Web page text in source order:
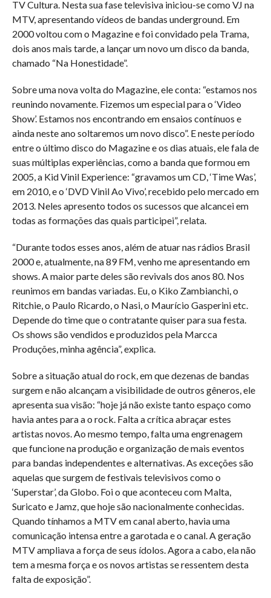
TV Cultura. Nesta sua fase televisiva iniciou-se como VJ na
MTV, apresentando vídeos de bandas underground. Em
2000 voltou com o Magazine e foi convidado pela Trama,
dois anos mais tarde, a lançar um novo um disco da banda,
chamado “Na Honestidade”.
Sobre uma nova volta do Magazine, ele conta: “estamos nos
reunindo novamente. Fizemos um especial para o ‘Video
Show’. Estamos nos encontrando em ensaios contínuos e
ainda neste ano soltaremos um novo disco”. E neste período
entre o último disco do Magazine e os dias atuais, ele fala de
suas múltiplas experiências, como a banda que formou em
2005, a Kid Vinil Experience: “gravamos um CD, ‘Time Was’,
em 2010, e o ‘DVD Vinil Ao Vivo’, recebido pelo mercado em
2013. Neles apresento todos os sucessos que alcancei em
todas as formações das quais participei”, relata.
“Durante todos esses anos, além de atuar nas rádios Brasil
2000 e, atualmente, na 89 FM, venho me apresentando em
shows. A maior parte deles são revivals dos anos 80. Nos
reunimos em bandas variadas. Eu, o Kiko Zambianchi, o
Ritchie, o Paulo Ricardo, o Nasi, o Maurício Gasperini etc.
Depende do time que o contratante quiser para sua festa.
Os shows são vendidos e produzidos pela Marcca
Produções, minha agência”, explica.
Sobre a situação atual do rock, em que dezenas de bandas
surgem e não alcançam a visibilidade de outros gêneros, ele
apresenta sua visão: “hoje já não existe tanto espaço como
havia antes para a o rock. Falta a crítica abraçar estes
artistas novos. Ao mesmo tempo, falta uma engrenagem
que funcione na produção e organização de mais eventos
para bandas independentes e alternativas. As exceções são
aquelas que surgem de festivais televisivos como o
‘Superstar’, da Globo. Foi o que aconteceu com Malta,
Suricato e Jamz, que hoje são nacionalmente conhecidas.
Quando tínhamos a MTV em canal aberto, havia uma
comunicação intensa entre a garotada e o canal. A geração
MTV ampliava a força de seus ídolos. Agora a cabo, ela não
tem a mesma força e os novos artistas se ressentem desta
falta de exposição”.